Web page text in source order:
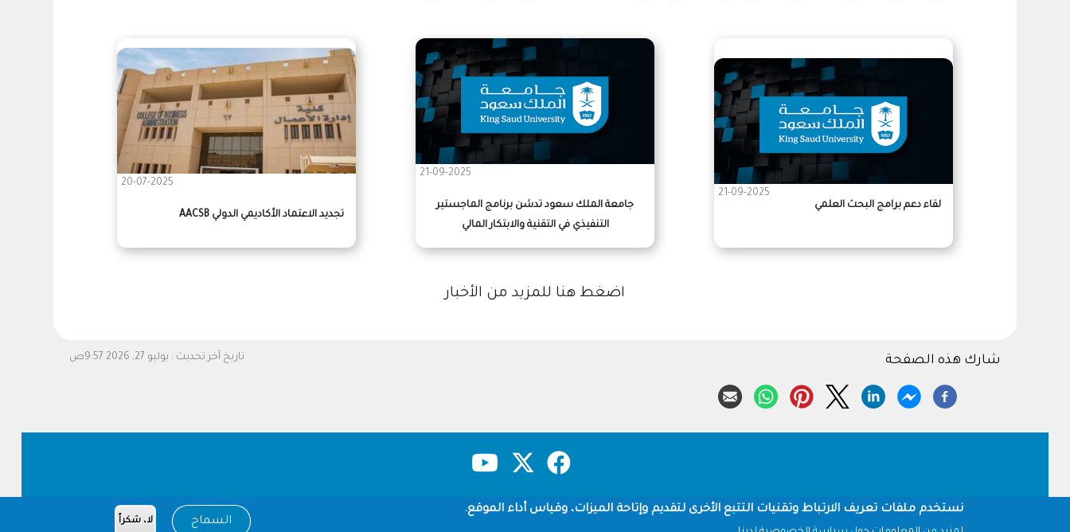
21-09-2025
لقاء دعم برامج البحث العلمي
21-09-2025
جامعة الملك سعود تدشن برنامج الماجستير
التنفيذي في التقنية والابتكار المالي
20-07-2025
تجديد الاعتماد الأكاديمي الدولي AACSB
اضغط هنا للمزيد من الأخبار
تاريخ آخر تحديث : يوليو 27, 2026 9:57ص شارك هذه الصفحة
Footer حقوق النشر سياسة الخصوصية
شروط الاستخدامنستخدم ملفات تعريف الارتباط وتقنيات التتبع الأخرى لتقديم وإتاحة الميزات، وقياس أداء الموقع.
السماح لا، شكراً